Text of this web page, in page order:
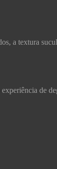
a textura
de